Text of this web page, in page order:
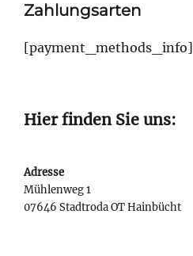
Zahlungsarten
[payment_methods_info]
Hier finden Sie uns:
Adresse
Mühlenweg 1
07646 Stadtroda OT Hainbücht